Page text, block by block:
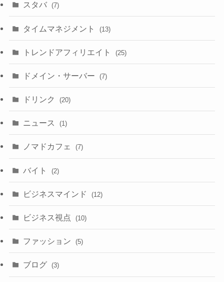
スタバ (7)
タイムマネジメント (13)
トレンドアフィリエイト (25)
ドメイン・サーバー (7)
ドリンク (20)
ニュース (1)
ノマドカフェ (7)
バイト (2)
ビジネスマインド (12)
ビジネス視点 (10)
ファッション (5)
ブログ (3)